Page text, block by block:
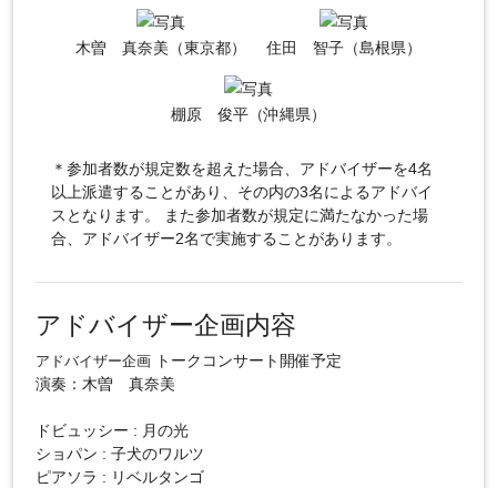
木曽 真奈美（東京都） 住田 智子（島根県）
棚原 俊平（沖縄県）
＊参加者数が規定数を超えた場合、アドバイザーを4名
以上派遣することがあり、その内の3名によるアドバイ
スとなります。 また参加者数が規定に満たなかった場
合、アドバイザー2名で実施することがあります。
アドバイザー企画内容
アドバイザー企画トークコンサート開催予定
演奏：木曽 真奈美
ドビュッシー : 月の光
ショパン : 子犬のワルツ
ピアソラ : リベルタンゴ